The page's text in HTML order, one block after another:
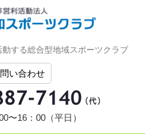
する総合型地域スポーツクラブ
い合わせ
〜16：00（平日）